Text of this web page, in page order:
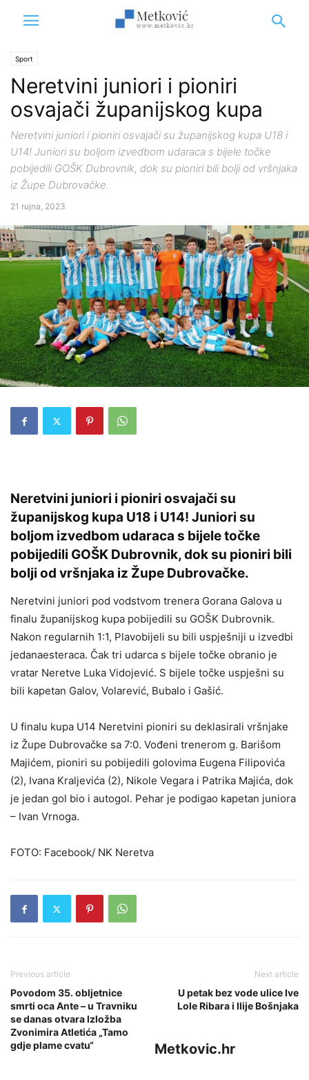
Sport
Neretvini juniori i pioniri
osvajači županijskog kupa
Neretvini juniori i pioniri osvajači su županijskog kupa U18 i
U14! Juniori su boljom izvedbom udaraca s bijele točke
pobijedili GOŠK Dubrovnik, dok su pioniri bili bolji od vršnjaka
iz Župe Dubrovačke.
21 rujna, 2023
Neretvini juniori i pioniri osvajači su
županijskog kupa U18 i U14! Juniori su
boljom izvedbom udaraca s bijele točke
pobijedili GOŠK Dubrovnik, dok su pioniri bili
bolji od vršnjaka iz Župe Dubrovačke.
Neretvini juniori pod vodstvom trenera Gorana Galova u
finalu županijskog kupa pobijedili su GOŠK Dubrovnik.
Nakon regularnih 1:1, Plavobijeli su bili uspješniji u izvedbi
jedanaesteraca. Čak tri udarca s bijele točke obranio je
vratar Neretve Luka Vidojević. S bijele točke uspješni su
bili kapetan Galov, Volarević, Bubalo i Gašić.
U finalu kupa U14 Neretvini pioniri su deklasirali vršnjake
iz Župe Dubrovačke sa 7:0. Vođeni trenerom g. Barišom
Majićem, pioniri su pobijedili golovima Eugena Filipovića
(2), Ivana Kraljevića (2), Nikole Vegara i Patrika Majića, dok
je jedan gol bio i autogol. Pehar je podigao kapetan juniora
– Ivan Vrnoga.
FOTO: Facebook/ NK Neretva
Previous article
Povodom 35. obljetnice
smrti oca Ante – u Travniku
se danas otvara Izložba
Zvonimira Atletića „Tamo
gdje plame cvatu“
Next article
U petak bez vode ulice Ive
Lole Ribara i Ilije Bošnjaka
Metkovic.hr